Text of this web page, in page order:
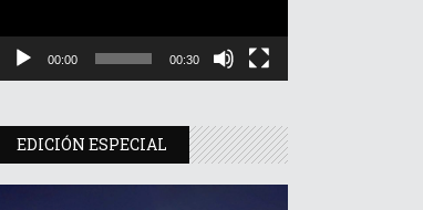
00:00 00:30
EDICIÓN ESPECIAL